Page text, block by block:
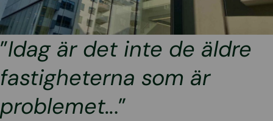
”Idag är det inte de äldre
fastigheterna som är
problemet...”